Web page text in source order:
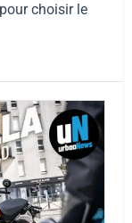
choisir le